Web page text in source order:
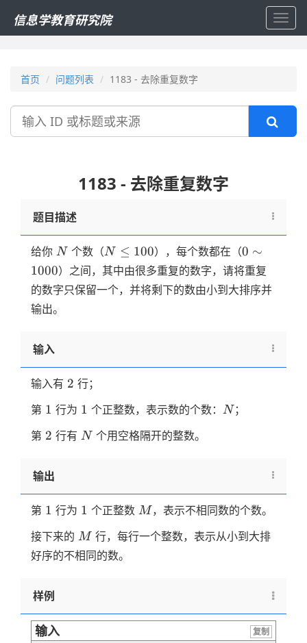
信息学教育研究院
首页 问题列表 1183 - 去除重复数字
搜
1183 - 去除重复数字
题目描述
给你 N
N 个数（N≤100
N ≤ 100），每个数都在（0
\sim
1000
0 ∼
1000）之间，其中由很多重复的数字，请将重复
的数字只保留一个，并将剩下的数由小到大排序并
输出。
输入
输入有 2
2 行；
第 1
1 行为 1
1 个正整数，表示数的个数： N
N ；
第 2
2 行有 N
N 个用空格隔开的整数。
输出
第 1
1 行为 1
1 个正整数 M
M ，表示不相同数的个数。
接下来的 M
M 行，每行一个整数，表示从小到大排
好序的不相同的数。
样例
输入
复制